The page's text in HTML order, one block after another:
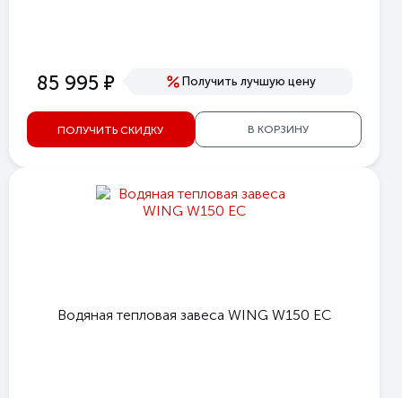
85 995 е Получить лучшую цену
ПОЛУЧИТЬ СКИДКУ В КОРЗИНУ
Водяная тепловая завеса WING W150 EC